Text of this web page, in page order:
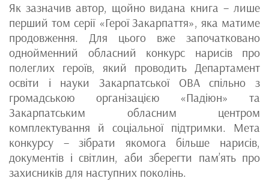
Як зазначив автор, щойно видана книга – лише
перший том серії «Герої Закарпаття», яка матиме
продовження. Для цього вже започатковано
однойменний обласний конкурс нарисів про
полеглих героїв, який проводить Департамент
освіти і науки Закарпатської ОВА спільно з
громадською організацією «Падіюн» та
Закарпатським обласним центром
комплектування й соціальної підтримки. Мета
конкурсу – зібрати якомога більше нарисів,
документів і світлин, аби зберегти пам’ять про
захисників для наступних поколінь.